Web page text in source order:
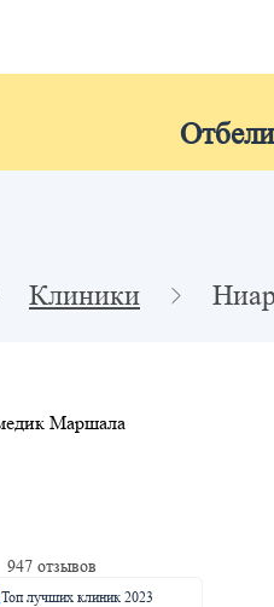
Клиники
947 отзывов
Топ лучших клиник 2023